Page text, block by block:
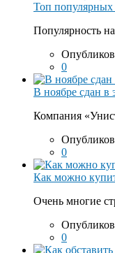
Топ популярных
Популярность
0
В ноябре сдан
Компания
0
Как можно
Очень многие
0